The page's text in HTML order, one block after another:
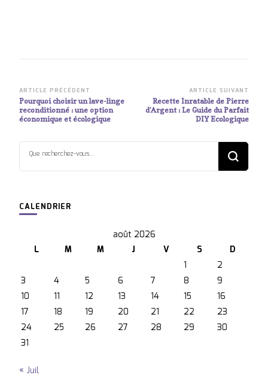
Navigation
d’article
ARTICLE PRÉCÉDENT
Pourquoi choisir un lave-linge
reconditionné : une option
économique et écologique
ARTICLE SUIVANT
Recette Inratable de Pierre
d’Argent : Le Guide du Parfait
DIY Ecologique
Vous
recherchiez
quelque
CALENDRIER
août 2026
L
M M J V S
D
1
2
3
4 5 6 7 8
9
10
11 12 13 14 15
16
17
18 19 20 21 22
23
24
25 26 27 28 29
30
31
« Juil